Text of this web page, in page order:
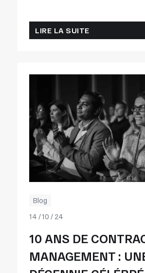
LIRE LA SUITE
Blog
14 / 10 / 24
10 ANS DE
MANAGEMENT :